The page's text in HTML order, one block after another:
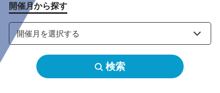
開催月から探す
検索